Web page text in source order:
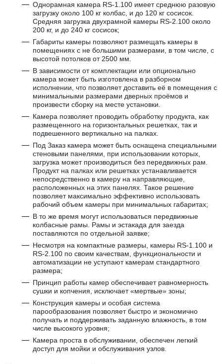
Однорамная камера RS-1.100 имеет среднюю разовую
загрузку около 100 кг колбас, и до 120 кг сосисок.
Средняя загрузка двухрамной камеры RS-2.100 около
200 кг, и до 240 кг сосисок;
Габариты камеры позволяют размещать камеры в
помещениях с не большими размерами, в том числе, с
высотой потолков от 2500 мм.
В зависимости от комплектации или опционально
камера может быть изготовлена в разборном
исполнении, что позволяет доставить её в помещения с
минимальными размерами дверных проёмов и
произвести сборку на месте установки.
Камера позволяет проводить обработку продукта, как
размещенного на горизонтальных решетках, так и
подвешенного вертикально на палках.
Под Заказ камера может быть оснащена специальными
стеновыми панелями, при использовании которых,
загрузка может производиться без передвижных рам.
Продукт на палках или решетках устанавливается
непосредственно в камеру на направляющие,
расположенных на этих панелях. Такое решение
позволяет максимально эффективно использовать
рабочий объем камеры при минимальных габаритах;
В то же время могут использоваться передвижные
колбасные рамы. Рамы и эстакада для заезда
поставляются по отдельной заявке;
Несмотря на компактные размеры, камеры RS-1.100 и
RS-2.100 по своим качествам, функциональности и
автоматизации не уступают камерам стандартного
размера;
Принцип работы камер обеспечивает равномерность
сушки и копчения, исключает «мертвые» зоны;
Конструкция камеры и особая система
парообразования позволяет быстро и экономично
получать и поддерживать заданную влажность, в том
числе высокого уровня;
Камера проста в обслуживании, обеспечен легкий
доступ для мойки и обслуживания узлов.